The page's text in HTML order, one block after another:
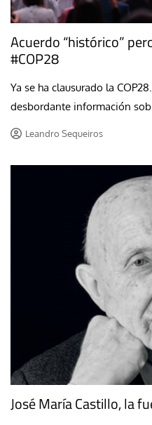
Acuerdo “histórico”
#COP28
Ya se ha clausurado la
desbordante información
Leandro Sequeiros
José María Castillo, la